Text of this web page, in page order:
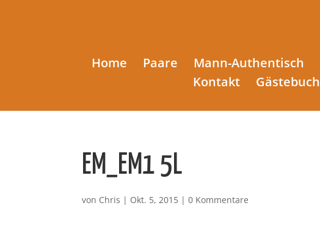
Home Paare Mann-Authentisch
Kontakt
Gästebuch
EM_EM1 5L
von Chris | Okt. 5, 2015 |0 Kommentare